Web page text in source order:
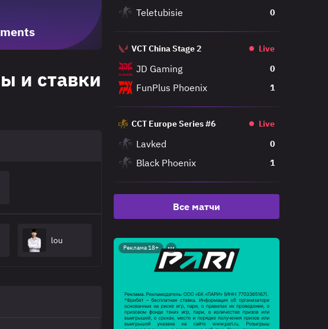
и ставки
lou
Teletubisie 0
VCT China Stage 2 Live
JD Gaming 0
FunPlus Phoenix 1
CCT Europe Series #6 Live
Lavked 0
Black Phoenix 1
Все матчи
Реклама 18+